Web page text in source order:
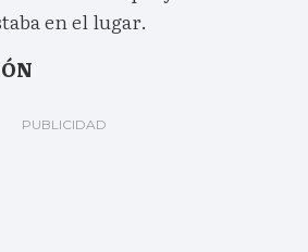
en el lugar.